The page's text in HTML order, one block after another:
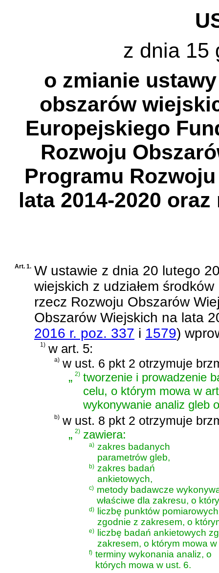
z dnia 15
o zmianie
obszarów
Europejskiego
Rozwoju
Programu
lata 2014-2020
Art. 1. W ustawie z dnia 20 lutego
wiejskich z udziałem
rzecz Rozwoju Obszarów
Obszarów Wiejskich na lata
2016 r. poz. 337 i 1579)
1) w art. 5:
a) w ust. 6 pkt 2 otrzymuje
„2) tworzenie i prowadzenie
celu, o którym mowa w
wykonywanie analiz gleb
b) w ust. 8 pkt 2 otrzymuje
„2) zawiera:
a) zakres badanych
parametrów gleb,
b) zakres badań
ankietowych,
c) metody badawcze
właściwe dla zakresu, o
d) liczbę punktów
zgodnie z zakresem, o
e) liczbę badań ankietowych
zakresem, o którym mowa w
f) terminy wykonania analiz, o
których mowa w ust. 6.